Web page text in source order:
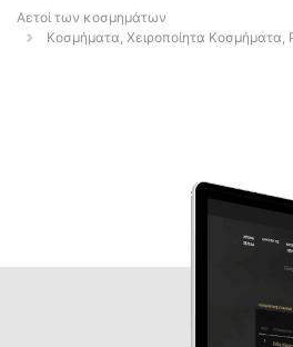
Αετοί των κοσμημάτων
Κοσμήματα, Χειροποίητα Κοσμήματα,